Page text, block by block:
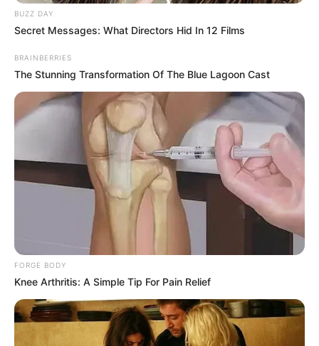
BUZZ DAY
Secret Messages: What Directors Hid In 12 Films
BRAINBERRIES
The Stunning Transformation Of The Blue Lagoon Cast
FORGE BODY
Knee Arthritis: A Simple Tip For Pain Relief